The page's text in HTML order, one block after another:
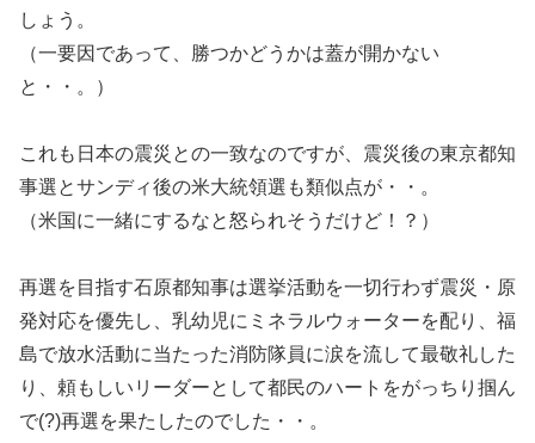
しょう。
（一要因であって、勝つかどうかは蓋が開かない
と・・。）
これも日本の震災との一致なのですが、震災後の東京都知
事選とサンディ後の米大統領選も類似点が・・。
（米国に一緒にするなと怒られそうだけど！？）
再選を目指す石原都知事は選挙活動を一切行わず震災・原
発対応を優先し、乳幼児にミネラルウォーターを配り、福
島で放水活動に当たった消防隊員に涙を流して最敬礼した
り、頼もしいリーダーとして都民のハートをがっちり掴ん
で(?)再選を果たしたのでした・・。